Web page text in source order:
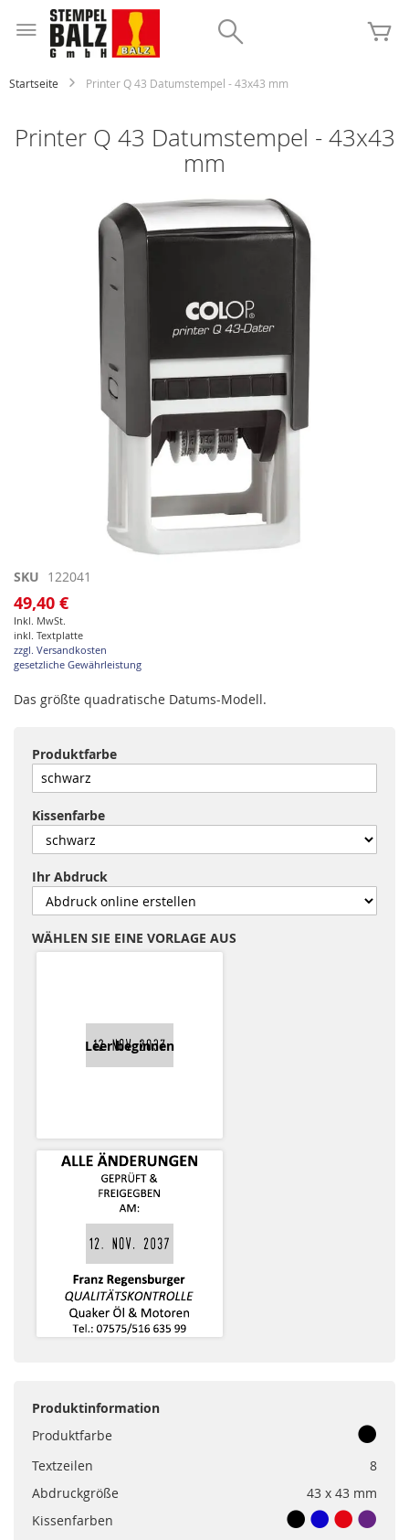
Inhalt
springen
Startseite Printer Q 43 Datumstempel - 43x43 mm
Printer Q 43 Datumstempel - 43x43
mm
Zum
Anfang
der
Bildgalerie
springen
SKU 122041
49,40 €
Inkl. MwSt.
inkl. Textplatte
zzgl. Versandkosten
gesetzliche Gewährleistung
Das größte quadratische Datums-Modell.
Produktfarbe
Kissenfarbe
Ihr Abdruck
WÄHLEN SIE EINE VORLAGE AUS
Leer beginnen
Produktinformation
Produktfarbe
Textzeilen
8
Abdruckgröße
43 x 43 mm
Kissenfarben